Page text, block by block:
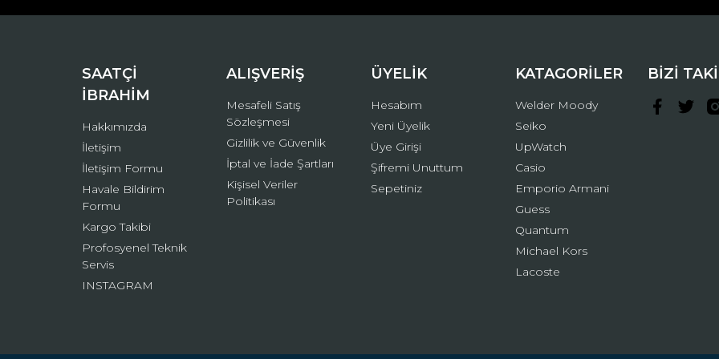
Bu ürüne benzer farklı alternatifler olmalı.
Gönder
SAATÇİ
İBRAHİM
Hakkımızda
İletişim
İletişim Formu
Havale Bildirim
Formu
Kargo Takibi
Profosyenel Teknik
Servis
INSTAGRAM
ALIŞVERİŞ
Mesafeli Satış
Sözleşmesi
Gizlilik ve Güvenlik
İptal ve İade Şartları
Kişisel Veriler
Politikası
ÜYELİK
Hesabım
Yeni Üyelik
Üye Girişi
Şifremi Unuttum
Sepetiniz
KATAGORİLER
Welder Moody
Seiko
UpWatch
Casio
Emporio Armani
Guess
Quantum
Michael Kors
Lacoste
BİZİ